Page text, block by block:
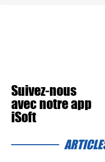
Suivez-nous
avec notre app
iSoft